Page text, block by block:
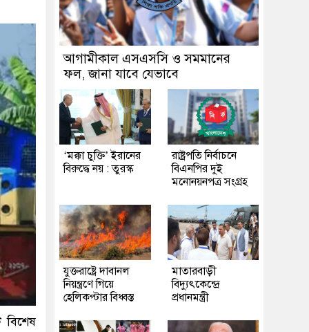
আগামীকাল এসএসসি ও সমমানের
ফল, জানা যাবে যেভাবে
‘মক্কা চুক্তি’ ইরানের
বিরুদ্ধে নয় : তুরস্ক
রাষ্ট্রপতি নির্বাচনে
বিএনপির দুই
মনোনয়নপত্র সংগ্রহ
যুক্তরাষ্ট্রে দাবানল
নিয়ন্ত্রণে গিয়ে
হেলিকপ্টার বিধ্বস্ত
মাতারবাড়ী
বিদ্যুৎকেন্দ্রে
প্রধানমন্ত্রী